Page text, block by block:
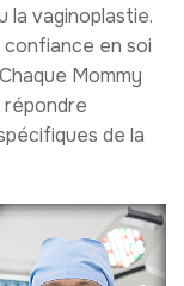
la vaginoplastie.
en soi
Mommy
de la